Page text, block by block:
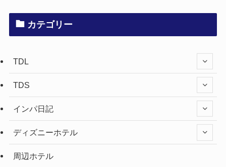
カテゴリー
TDL
TDS
インパ日記
ディズニーホテル
周辺ホテル